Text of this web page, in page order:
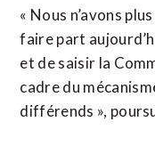
« Nous n’avons
faire part
et de saisir la
cadre du
différends »,